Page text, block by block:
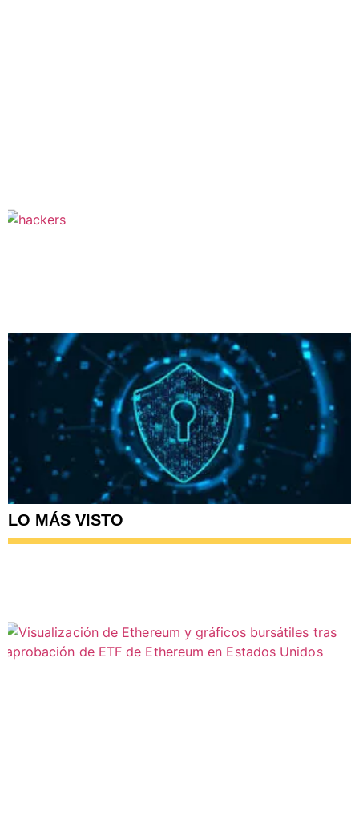
LO MÁS VISTO